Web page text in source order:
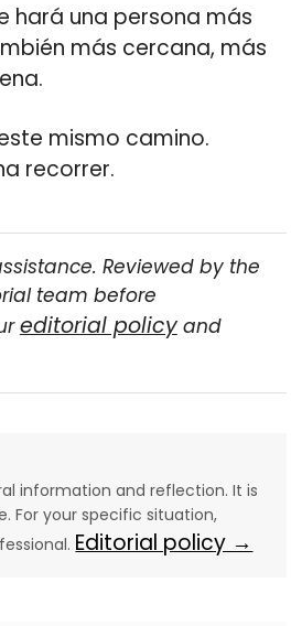
hará una persona más
más cercana, más
mismo camino.
recorrer.
Reviewed by the
team before
editorial policyand
information and reflection. It is
For your specific situation,
Editorial policy →